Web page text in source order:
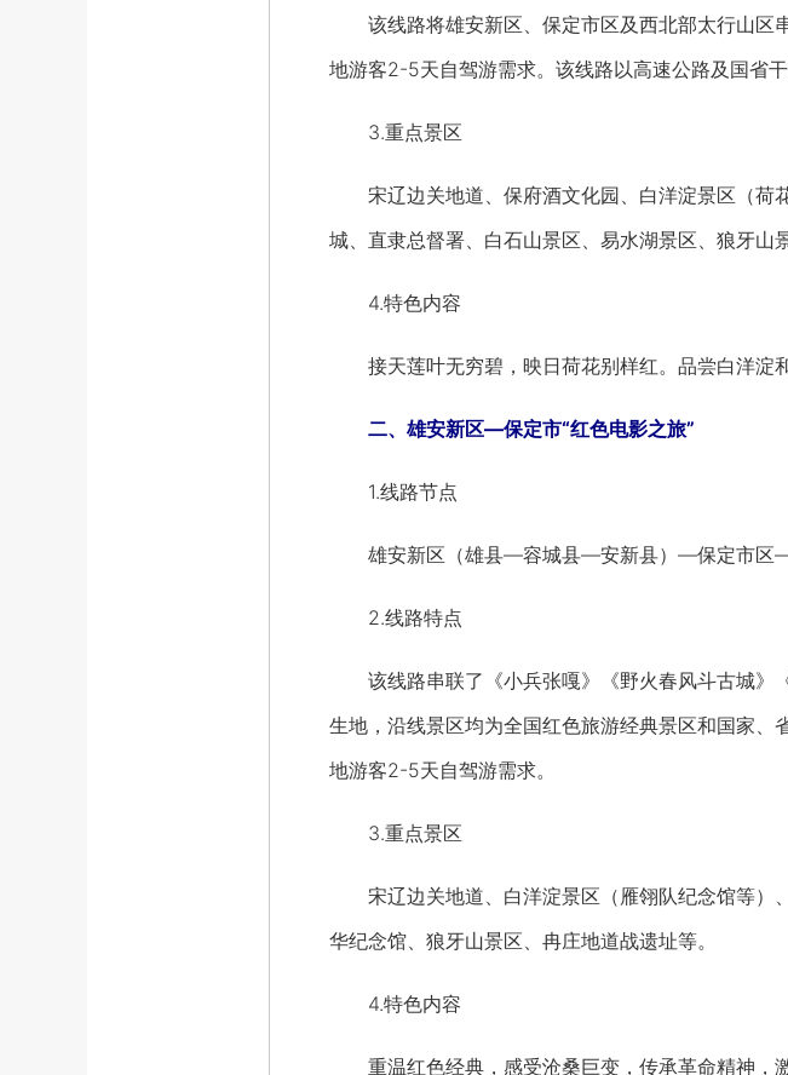
该线路将雄安新区、保定市区及西北部太行山区
地游客2-5天自驾游需求。该线路以高速公路及国省
3.重点景区
宋辽边关地道、保府酒文化园、白洋淀景区（荷
城、直隶总督署、白石山景区、易水湖景区、狼牙山
4.特色内容
接天莲叶无穷碧，映日荷花别样红。品尝白洋淀和
二、雄安新区—保定市“红色电影之旅”
1.线路节点
雄安新区（雄县—容城县—安新县）—保定市区
2.线路特点
该线路串联了《小兵张嘎》《野火春风斗古城》
生地，沿线景区均为全国红色旅游经典景区和国家
地游客2-5天自驾游需求。
3.重点景区
宋辽边关地道、白洋淀景区（雁翎队纪念馆等）
华纪念馆、狼牙山景区、冉庄地道战遗址等。
4.特色内容
重温红色经典，感受沧桑巨变，传承革命精神，激